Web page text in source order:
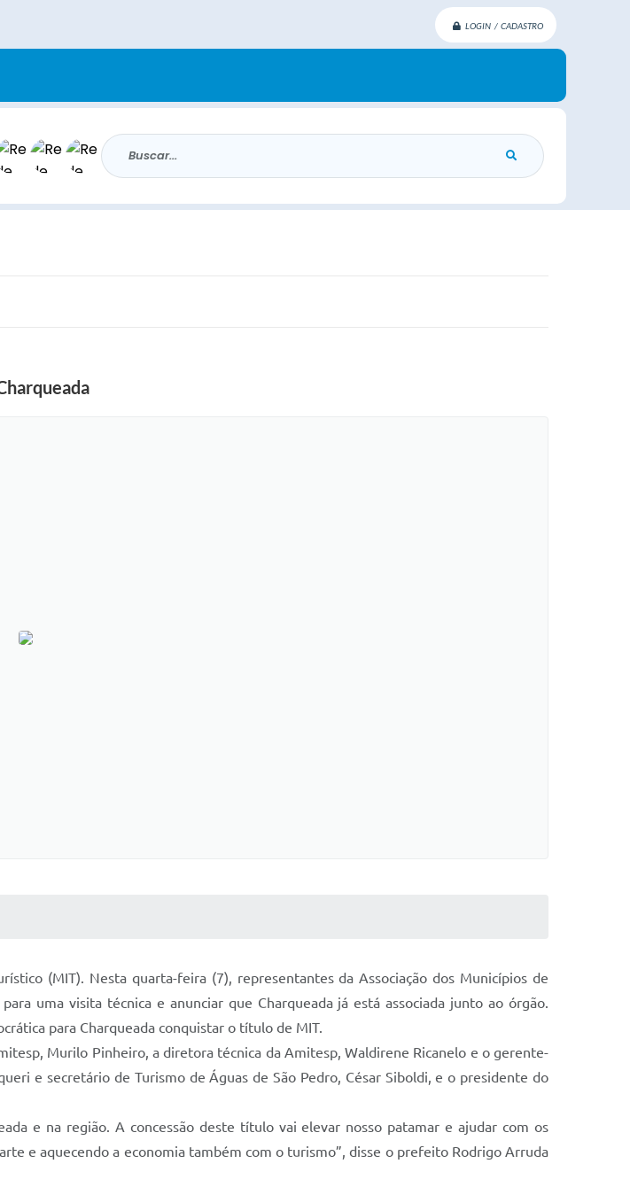
LOGIN / CADASTRO
Buscar...
(MIT). Nesta quarta-feira (7), representantes da Associação dos Municípios de
uma visita técnica e anunciar que Charqueada já está associada junto ao órgão.
para Charqueada conquistar o título de MIT.
Murilo Pinheiro, a diretora técnica da Amitesp, Waldirene Ricanelo e o gerente-
e secretário de Turismo de Águas de São Pedro, César Siboldi, e o presidente do
e na região. A concessão deste título vai elevar nosso patamar e ajudar com os
e aquecendo a economia também com o turismo”, disse o prefeito Rodrigo Arruda